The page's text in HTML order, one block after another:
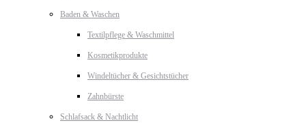
Baden & Waschen
Textilpflege & Waschmittel
Kosmetikprodukte
Windeltücher & Gesichtstücher
Zahnbürste
Schlafsack & Nachtlicht